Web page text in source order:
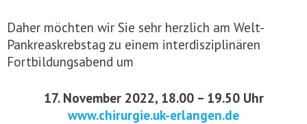
Daher möchten wir Sie sehr herzlich am Welt-
Pankreaskrebstag zu einem interdisziplinären
Fortbildungsabend um
17. November 2022, 18.00 – 19.50 Uhr
www.chirurgie.uk-erlangen.de